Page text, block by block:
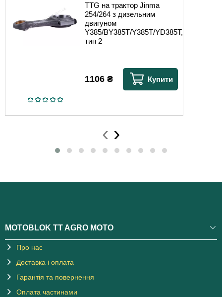
TTG на трактор Jinma
254/264 з дизельним
двигуном
Y385/BY385T/Y385T/YD385T,
тип 2
1106 ₴ Купити
‹ ›
MOTOBLOK TT AGRO MOTO
Про нас
Доставка і оплата
Гарантія та повернення
Оплата частинами